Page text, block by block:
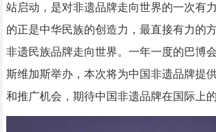
站启动，是对非遗品牌走向世界的一次有
的正是中华民族的创造力，最直接有力的
非遗民族品牌走向世界。一年一度的巴博
斯维加斯举办，本次将为中国非遗品牌提
和推广机会，期待中国非遗品牌在国际上